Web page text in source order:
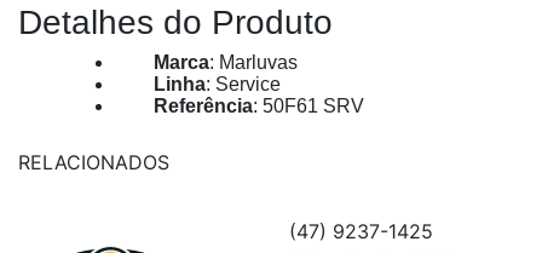
Detalhes do Produto
Marca: Marluvas
Linha: Service
Referência: 50F61 SRV
RELACIONADOS
(47) 9237-1425